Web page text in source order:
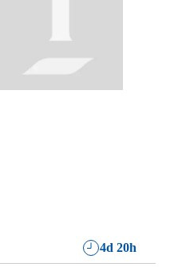
4d 20h